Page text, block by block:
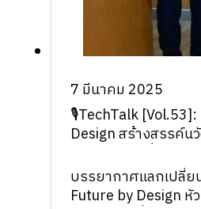
7 มีนาคม 2025
🎙TechTalk
Design สร้างสรรค์
บรรยากาศแลกเปลี่ย
Future by Design หั